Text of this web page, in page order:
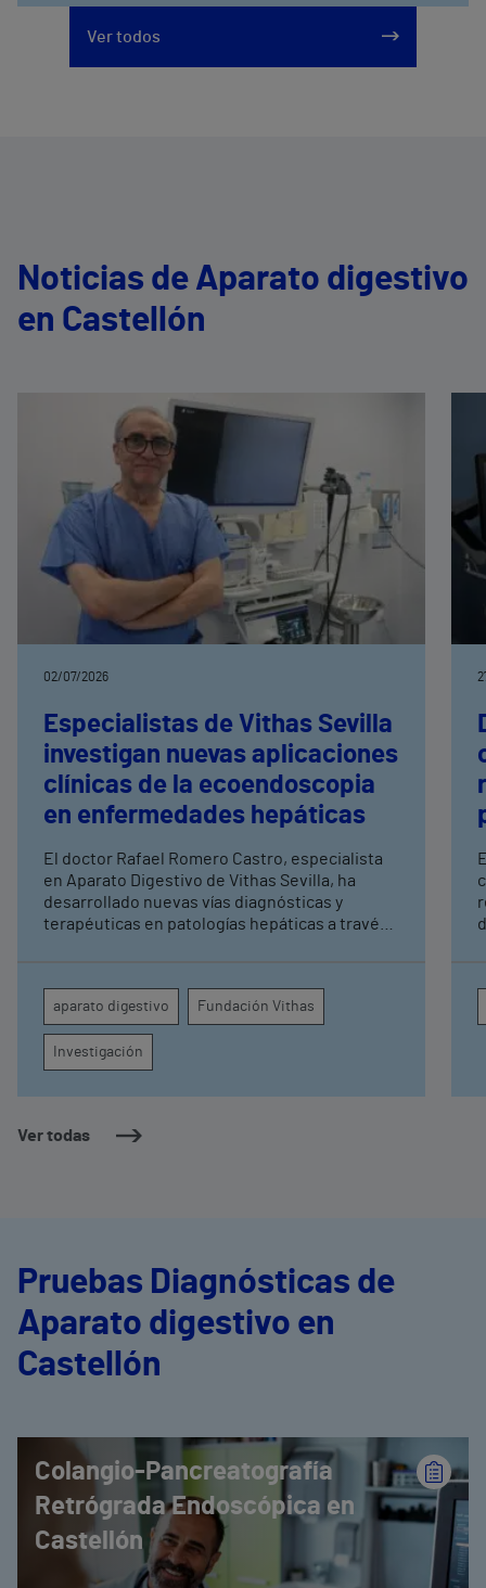
Ver todos
Noticias de Aparato digestivo
en Castellón
Ver todas
02/07/2026
Especialistas de Vithas Sevilla
investigan nuevas aplicaciones
clínicas de la ecoendoscopia
en enfermedades hepáticas
El doctor Rafael Romero Castro, especialista
en Aparato Digestivo de Vithas Sevilla, ha
desarrollado nuevas vías diagnósticas y
terapéuticas en patologías hepáticas a través
refuerza el papel de la endohepatología, que
reúne diversos procedimientos endoscópicos
avanzados aplicados a los pacientes con
enfermedades hepáticas
aparato digestivo Fundación Vithas
Investigación
Pruebas Diagnósticas de
Aparato digestivo en
Castellón
Colangio-Pancreatografía
Retrógrada Endoscópica en
Castellón